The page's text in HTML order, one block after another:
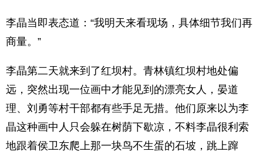
李晶当即表态道：“我明天来看现场，具体细节我们再
商量。”
李晶第二天就来到了红坝村。青林镇红坝村地处偏
远，突然出现一位画中才能见到的漂亮女人，晏道
理、刘勇等村干部都有些手足无措。他们原来以为李
晶这种画中人只会躲在树荫下歇凉，不料李晶很利索
地跟着侯卫东爬上那一块鸟不生蛋的石坡，跳上蹿